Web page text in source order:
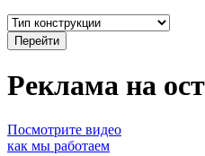
Реклама на
Посмотрите видео
как мы работаем